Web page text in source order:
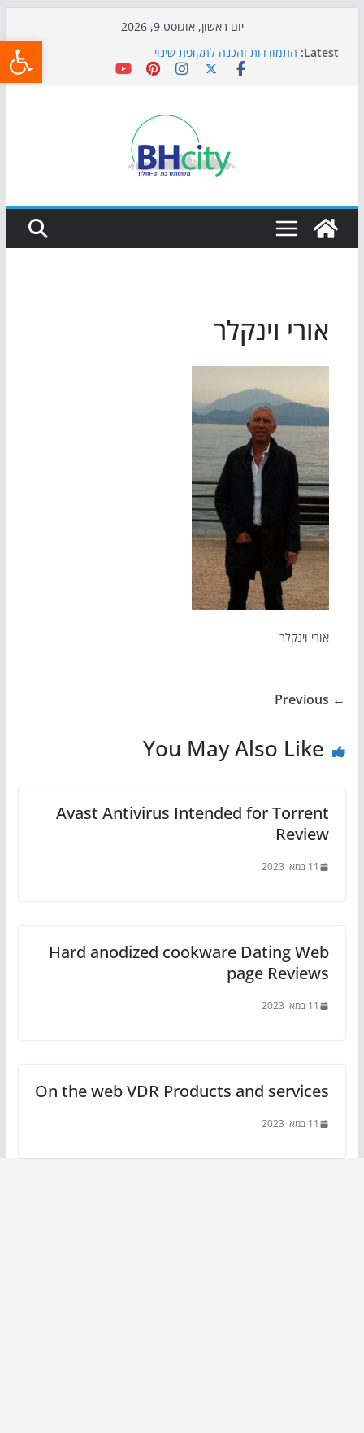
יום ראשון, אוגוסט 9, 2026
Latest: התמודדות והכנה לתקופת שינוי
אי ההרפתקאות ממשיך לכבוש את הגינות: מאות משפחות
כדורגל באווירה מיוחדת: הקרנת גמר המונדיאל בטרמינל
הקיץ של בני הנוער בבת־ים: חוף הריביירה הופך למרחב
בטוח בשעות הערב
אורי וינקלר
אורי וינקלר
← Previous
You May Also Like
Avast Antivirus Intended for Torrent
Review
11 במאי 2023
Hard anodized cookware Dating Web
page Reviews
11 במאי 2023
On the web VDR Products and services
11 במאי 2023